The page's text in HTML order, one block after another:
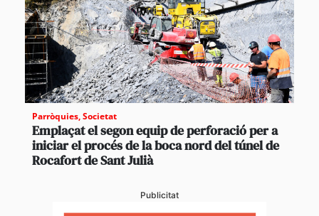
Parròquies,Societat
Emplaçat el segon equip de perforació per a
iniciar el procés de la boca nord del túnel de
Rocafort de Sant Julià
Publicitat